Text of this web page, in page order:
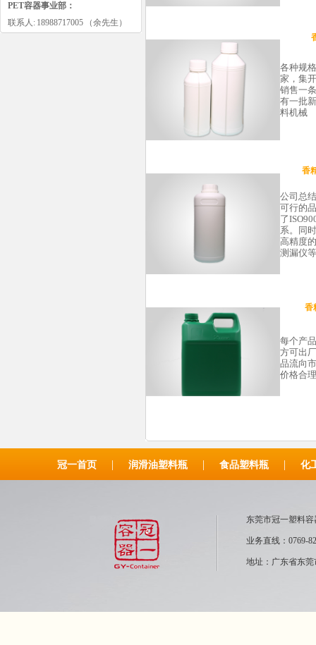
PET容器事业部：
联系人: 18988717005 （余先生）
各种规
家，集
销售一
有一批
料机械
香
公司总
可行的
了
系。同
高精度
测漏仪
香
每个产
方可出
品流向
价格合
冠一首页 | 润滑油塑料瓶 | 食品塑料瓶 | 化
东莞市冠一塑
业务直线：0769-
地址：广东省